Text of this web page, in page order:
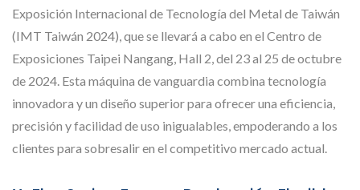
Exposición Internacional de Tecnología del Metal de Taiwán
(IMT Taiwán 2024), que se llevará a cabo en el Centro de
Exposiciones Taipei Nangang, Hall 2, del 23 al 25 de octubre
de 2024. Esta máquina de vanguardia combina tecnología
innovadora y un diseño superior para ofrecer una eficiencia,
precisión y facilidad de uso inigualables, empoderando a los
clientes para sobresalir en el competitivo mercado actual.